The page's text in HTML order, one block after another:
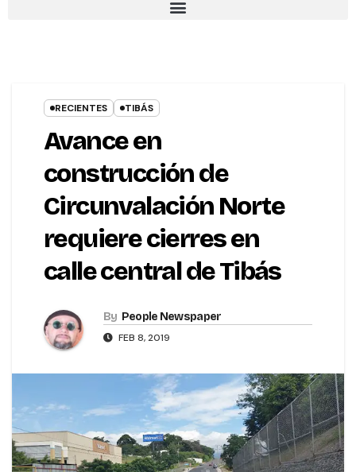
RECIENTES TIBÁS
Avance en
construcción de
Circunvalación Norte
requiere cierres en
calle central de Tibás
By People Newspaper
FEB 8, 2019